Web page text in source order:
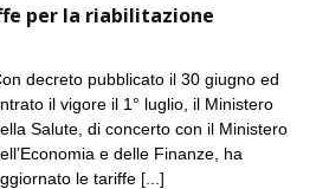
per la riabilitazione
decreto pubblicato il 30 giugno ed
il vigore il 1° luglio, il Ministero
Salute, di concerto con il Ministero
e delle Finanze, ha
le tariffe [...]